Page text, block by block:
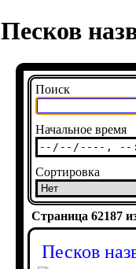
Песков
Поиск
Начальное время
Сортировка
Страница 62187
Песков